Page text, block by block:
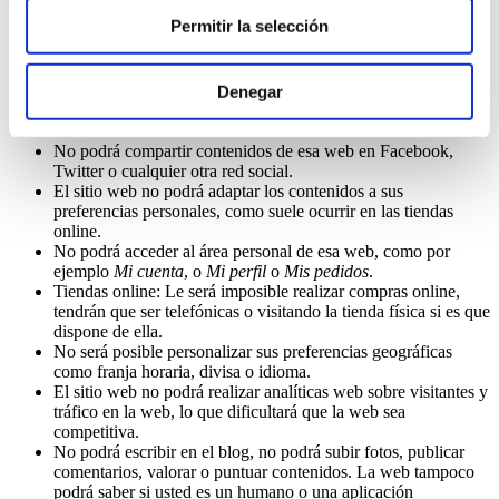
Permitir la selección
Denegar
¿Qué ocurre si desactivo las cookies?
Para que entienda el alcance que puede tener desactivar las
le mostramos unos ejemplos:
No podrá compartir contenidos de esa web en Facebook,
Twitter o cualquier otra red social.
El sitio web no podrá adaptar los contenidos a sus
preferencias personales, como suele ocurrir en las tiendas
online.
No podrá acceder al área personal de esa web, como por
ejemplo Mi cuenta, o Mi perfil o Mis pedidos.
Tiendas online: Le será imposible realizar compras online,
tendrán que ser telefónicas o visitando la tienda física si es que
dispone de ella.
No será posible personalizar sus preferencias geográficas
como franja horaria, divisa o idioma.
El sitio web no podrá realizar analíticas web sobre visitantes y
tráfico en la web, lo que dificultará que la web sea
competitiva.
No podrá escribir en el blog, no podrá subir fotos, publicar
comentarios, valorar o puntuar contenidos. La web tampoco
podrá saber si usted es un humano o una aplicación